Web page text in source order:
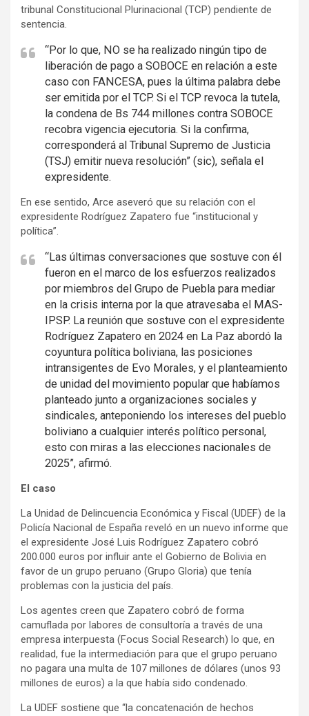
tribunal Constitucional Plurinacional (TCP) pendiente de
sentencia.
“Por lo que, NO se ha realizado ningún tipo de
liberación de pago a SOBOCE en relación a este
caso con FANCESA, pues la última palabra debe
ser emitida por el TCP. Si el TCP revoca la tutela,
la condena de Bs 744 millones contra SOBOCE
recobra vigencia ejecutoria. Si la confirma,
corresponderá al Tribunal Supremo de Justicia
(TSJ) emitir nueva resolución” (sic), señala el
expresidente.
En ese sentido, Arce aseveró que su relación con el
expresidente Rodríguez Zapatero fue “institucional y
política”.
“Las últimas conversaciones que sostuve con él
fueron en el marco de los esfuerzos realizados
por miembros del Grupo de Puebla para mediar
en la crisis interna por la que atravesaba el MAS-
IPSP. La reunión que sostuve con el expresidente
Rodríguez Zapatero en 2024 en La Paz abordó la
coyuntura política boliviana, las posiciones
intransigentes de Evo Morales, y el planteamiento
de unidad del movimiento popular que habíamos
planteado junto a organizaciones sociales y
sindicales, anteponiendo los intereses del pueblo
boliviano a cualquier interés político personal,
esto con miras a las elecciones nacionales de
2025”, afirmó.
El caso
La Unidad de Delincuencia Económica y Fiscal (UDEF) de la
Policía Nacional de España reveló en un nuevo informe que
el expresidente José Luis Rodríguez Zapatero cobró
200.000 euros por influir ante el Gobierno de Bolivia en
favor de un grupo peruano (Grupo Gloria) que tenía
problemas con la justicia del país.
Los agentes creen que Zapatero cobró de forma
camuflada por labores de consultoría a través de una
empresa interpuesta (Focus Social Research) lo que, en
realidad, fue la intermediación para que el grupo peruano
no pagara una multa de 107 millones de dólares (unos 93
millones de euros) a la que había sido condenado.
La UDEF sostiene que “la concatenación de hechos